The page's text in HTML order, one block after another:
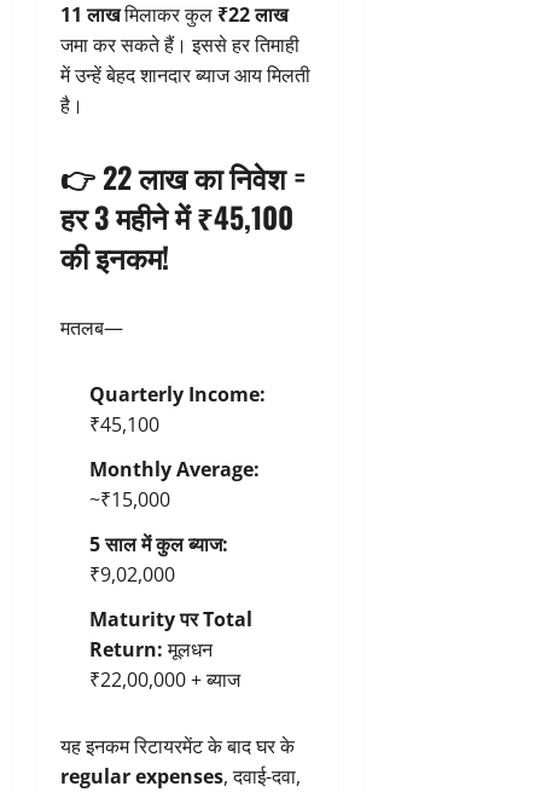
11 लाखमिलाकर कुल ₹22 लाख
जमा कर सकते हैं। इससे हर तिमाही
में उन्हें बेहद शानदार ब्याज आय मिलती
है।
👉22 लाख का निवेश =
हर 3 महीने में ₹45,100
की इनकम!
मतलब—
Quarterly Income:
₹45,100
Monthly Average:
~₹15,000
5 साल में कुल ब्याज:
₹9,02,000
Maturity पर Total
Return:मूलधन
₹22,00,000 + ब्याज
यह इनकम रिटायरमेंट के बाद घर के
regular expenses, दवाई-दवा,